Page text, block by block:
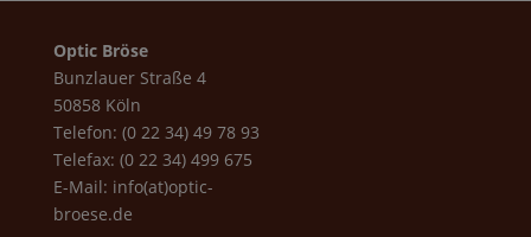
Optic Bröse
Bunzlauer Straße 4
50858 Köln
Telefon: (0 22 34) 49 78 93
Telefax: (0 22 34) 499 675
E-Mail: info(at)optic-
broese.de